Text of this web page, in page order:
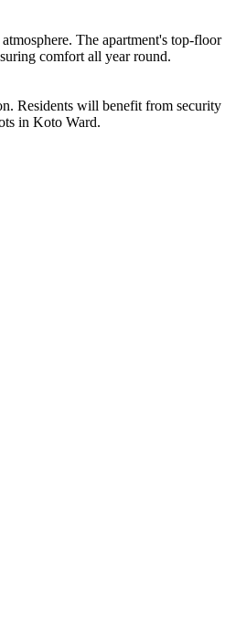
The apartment's top-
comfort all year round.
Residents will benefit from
in Koto Ward.